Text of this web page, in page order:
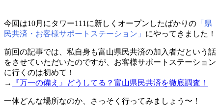
今回は10月にタワー111に新しくオープンしたばかりの 「県
民共済・お客様サポートステーション」 にやってきました！
前回の記事では、私自身も富山県民共済の加入者だという話
をさせていただいたのですが、お客様サポートステーション
に行くのは初めて！
→
『万一の備え』どうしてる？富山県民共済を徹底調査！
一体どんな場所なのか、さっそく行ってみましょう〜！